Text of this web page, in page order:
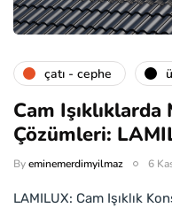
çatı - cephe
Cam
Çözümleri:
Byeminemerdimyilmaz 6
LAMILUX: Cam Işıklık